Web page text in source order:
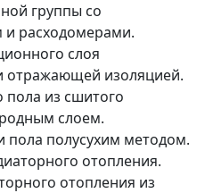
группы со
и расходомерами.
слоя
отражающей изоляцией.
пола из сшитого
слоем.
пола полусухим методом.
отопления.
отопления из